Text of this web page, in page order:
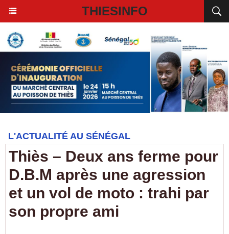
THIESINFO
L'ACTUALITÉ AU SÉNÉGAL
Thiès – Deux ans ferme pour
D.B.M après une agression
et un vol de moto : trahi par
son propre ami